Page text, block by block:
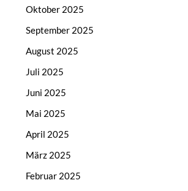
Oktober 2025
September 2025
August 2025
Juli 2025
Juni 2025
Mai 2025
April 2025
März 2025
Februar 2025